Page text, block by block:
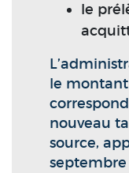
le
le
nouveau
source,
septembre